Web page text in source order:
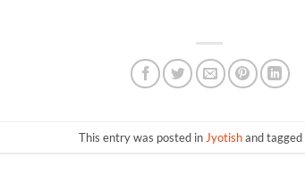
This entry was posted in Jyotishand tagged